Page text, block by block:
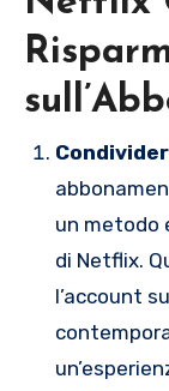
un metodo
di Netflix.
l’account